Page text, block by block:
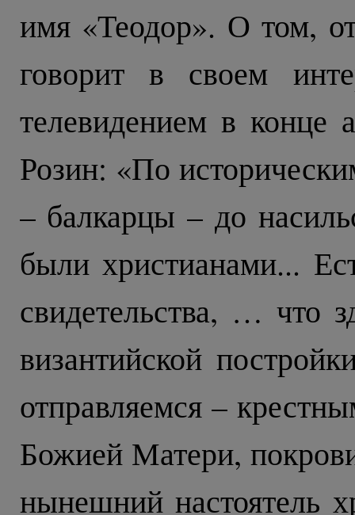
имя «Теодор». О том,
говорит в своем
телевидением в конце
Розин: «По
– балкарцы – до
были христианами...
свидетельства, … что
византийской
отправляемся –
Божией Матери,
нынешний настоятель